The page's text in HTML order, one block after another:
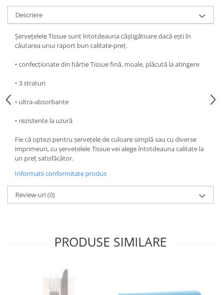
Descriere
Șervețelele Tissue sunt întotdeauna câștigătoare dacă ești în
căutarea unui raport bun calitate-preț.
• confecționate din hârtie Tissue fină, moale, plăcută la atingere
• 3 straturi
• ultra-absorbante
• rezistente la uzură
Fie că optezi pentru șervețele de culoare simplă sau cu diverse
imprimeuri, cu șervețelele Tissue vei alege întotdeauna calitate la
un preț satisfăcător.
Informatii conformitate produs
Review-uri(0)
PRODUSE SIMILARE